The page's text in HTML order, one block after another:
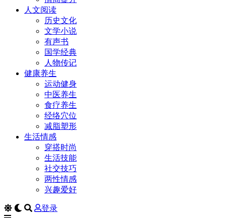
人文阅读
历史文化
文学小说
有声书
国学经典
人物传记
健康养生
运动健身
中医养生
食疗养生
经络穴位
减脂塑形
生活情感
穿搭时尚
生活技能
社交技巧
两性情感
兴趣爱好
登录